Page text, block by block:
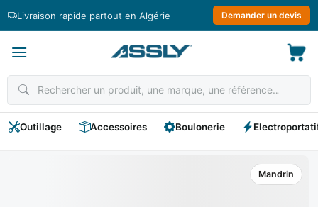
Livraison rapide partout en Algérie Demander un devis
Outillage Accessoires Boulonerie
Mandrin